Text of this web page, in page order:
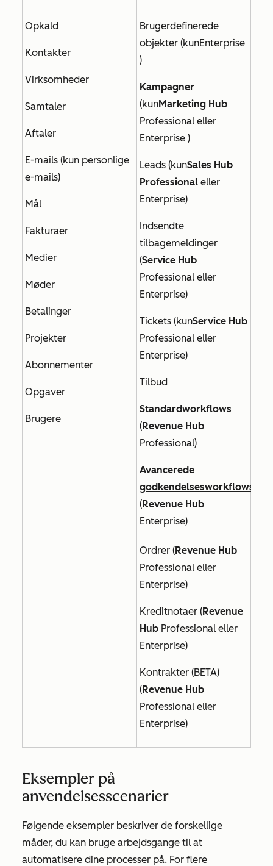
Opkald
Kontakter
Virksomheder
Samtaler
Aftaler
E-mails (kun personlige
e-mails)
Mål
Fakturaer
Medier
Møder
Betalinger
Projekter
Abonnementer
Opgaver
Brugere
Brugerdefinerede
objekter (kunEnterprise
)
Kampagner
(kunMarketing Hub
Professional eller
Enterprise )
Leads (kunSales Hub
Professional eller
Enterprise)
Indsendte
tilbagemeldinger
(Service Hub
Professional eller
Enterprise)
Tickets (kunService Hub
Professional eller
Enterprise)
Tilbud
Standardworkflows
(Revenue Hub
Professional)
Avancerede
godkendelsesworkflows
(Revenue Hub
Enterprise)
Ordrer (Revenue Hub
Professional eller
Enterprise)
Kreditnotaer (Revenue
Hub Professional eller
Enterprise)
Kontrakter (BETA)
(Revenue Hub
Professional eller
Enterprise)
Eksempler på
anvendelsesscenarier
Følgende eksempler beskriver de forskellige
måder, du kan bruge arbejdsgange til at
automatisere dine processer på. For flere